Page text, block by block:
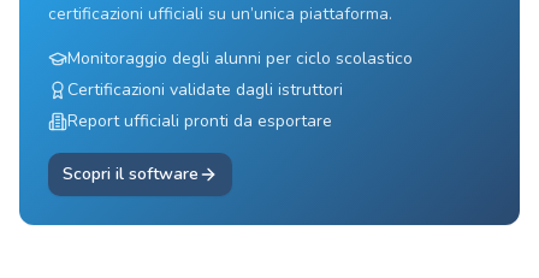
certificazioni ufficiali su un’unica piattaforma.
Monitoraggio degli alunni per ciclo scolastico
Certificazioni validate dagli istruttori
Report ufficiali pronti da esportare
Scopri il software